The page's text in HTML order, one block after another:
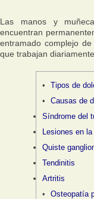
Las manos y
encuentran
entramado complejo
que trabajan
Tipos de
Causas de
Síndrome del
Lesiones en
Quiste
Tendinitis
Artritis
Osteopatía